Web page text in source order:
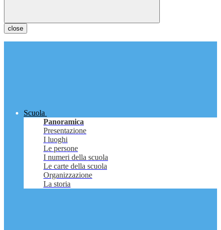
close
Scuola
Panoramica
Presentazione
I luoghi
Le persone
I numeri della scuola
Le carte della scuola
Organizzazione
La storia